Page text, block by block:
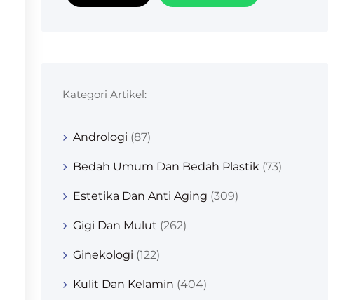
Kategori Artikel:
Andrologi (87)
Bedah Umum Dan Bedah Plastik (73)
Estetika Dan Anti Aging (309)
Gigi Dan Mulut (262)
Ginekologi (122)
Kulit Dan Kelamin (404)